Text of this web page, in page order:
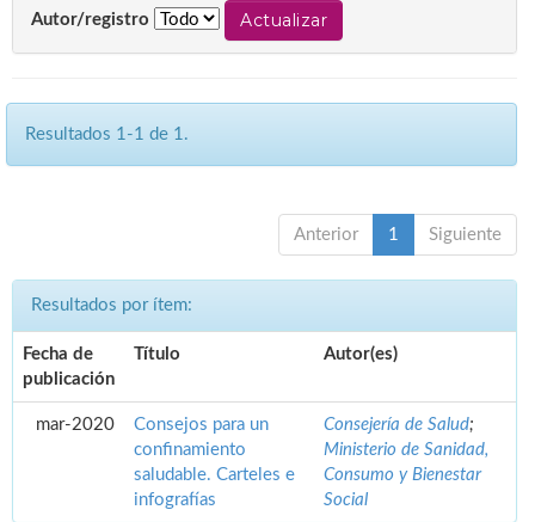
Autor/registro
Resultados 1-1 de 1.
Anterior 1 Siguiente
Resultados por ítem:
Fecha de
publicación
Título Autor(es)
mar-2020
Consejos para un
confinamiento
saludable. Carteles e
infografías
Consejería de Salud;
Ministerio de Sanidad,
Consumo y Bienestar
Social